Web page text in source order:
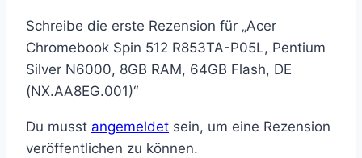
Schreibe die erste Rezension für „Acer
Chromebook Spin 512 R853TA-P05L, Pentium
Silver N6000, 8GB RAM, 64GB Flash, DE
(NX.AA8EG.001)“
Du musst angemeldet sein, um eine Rezension
veröffentlichen zu können.